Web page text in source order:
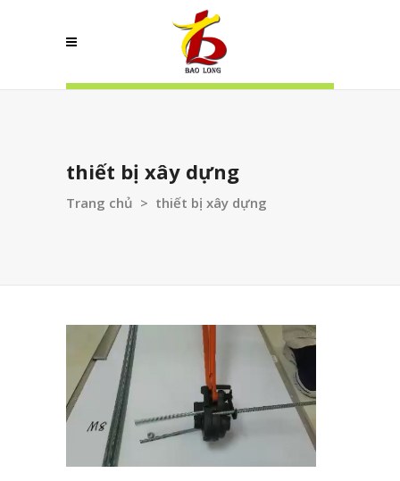
thiết bị xây dựng
Trang chủ > thiết bị xây dựng